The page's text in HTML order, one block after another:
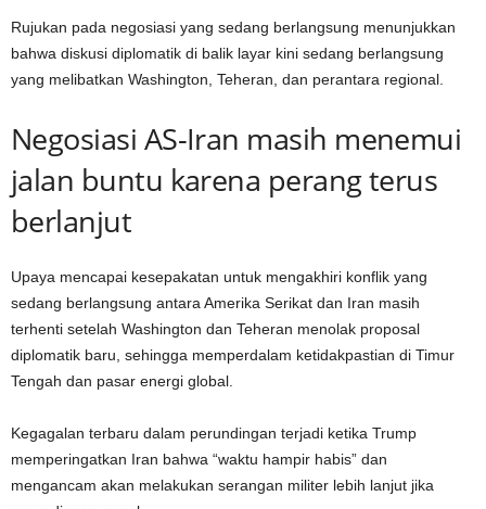
Rujukan pada negosiasi yang sedang berlangsung menunjukkan
bahwa diskusi diplomatik di balik layar kini sedang berlangsung
yang melibatkan Washington, Teheran, dan perantara regional.
Negosiasi AS-Iran masih menemui
jalan buntu karena perang terus
berlanjut
Upaya mencapai kesepakatan untuk mengakhiri konflik yang
sedang berlangsung antara Amerika Serikat dan Iran masih
terhenti setelah Washington dan Teheran menolak proposal
diplomatik baru, sehingga memperdalam ketidakpastian di Timur
Tengah dan pasar energi global.
Kegagalan terbaru dalam perundingan terjadi ketika Trump
memperingatkan Iran bahwa “waktu hampir habis” dan
mengancam akan melakukan serangan militer lebih lanjut jika